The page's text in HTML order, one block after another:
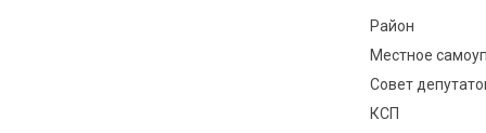
Район
Местное
Совет
КСП